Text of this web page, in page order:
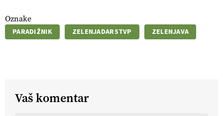
Oznake
PARADIŽNIK ZELENJADARSTVP ZELENJAVA
Vaš komentar